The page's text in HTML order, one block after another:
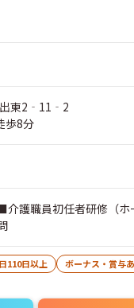
出東2‐11‐2
歩8分
介護職員初任者研修（
110日以上 ボーナス・賞与